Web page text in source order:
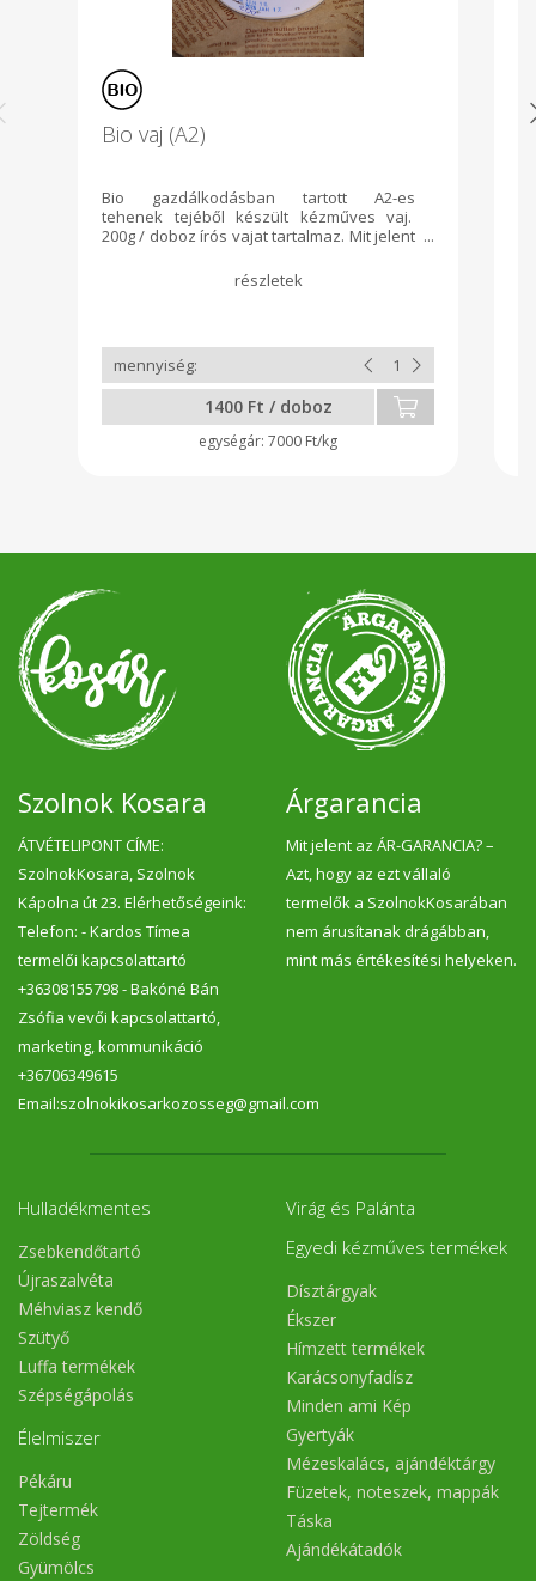
Bio vaj (A2)
Bio gazdálkodásban tartott A2-es
tehenek tejéből készült kézműves vaj.
200g / doboz írós vajat tartalmaz. Mit jelent
különleges tejfajta, ami csak A2-es beta-
kazein fehérjét tartalmaz,
Azok is megpróbálhatják fogyasztani,
akiknek korábban le kellett mondaniuk a
tejtermékek fogyasztásáról.
1400 Ft / doboz
7000 Ft/kg
Szolnok Kosara
ÁTVÉTELIPONT CÍME:
SzolnokKosara, Szolnok
Kápolna út 23. Elérhetőségeink:
Telefon: - Kardos Tímea
termelői kapcsolattartó
+36308155798 - Bakóné Bán
Zsófia vevői kapcsolattartó,
marketing, kommunikáció
+36706349615
Email:szolnokikosarkozosseg@gmail.com
Árgarancia
Mit jelent az ÁR-GARANCIA? –
Azt, hogy az ezt vállaló
termelők a SzolnokKosarában
nem árusítanak drágábban,
mint más értékesítési helyeken.
Hulladékmentes
Zsebkendőtartó
Újraszalvéta
Méhviasz kendő
Szütyő
Luffa termékek
Szépségápolás
Élelmiszer
Pékáru
Tejtermék
Zöldség
Gyümölcs
Virág és Palánta
Egyedi kézműves termékek
Dísztárgyak
Ékszer
Hímzett termékek
Karácsonyfadísz
Minden ami Kép
Gyertyák
Mézeskalács, ajándéktárgy
Füzetek, noteszek, mappák
Táska
Ajándékátadók